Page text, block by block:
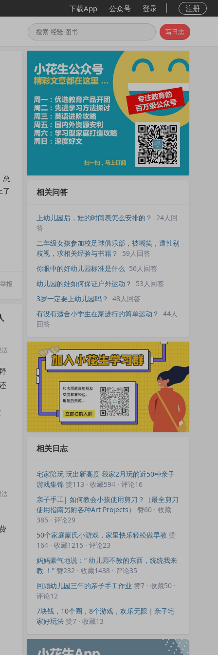
下载App 公众号 登录 注册
写日志
总
了
举报
法
法
相关问答
上幼儿园后，娃的时间表怎么安排的？
24人回
答
二年级女孩参加校足球俱乐部，被嘲笑，遭性别
歧视，求相关经验与书籍？
59人回答
你眼中的好幼儿园标准是什么 56人回答
幼儿园的娃如何保证户外运动？
53人回答
3岁一定要上幼儿园吗？
48人回答
有没有适合小学生在家进行的简单运动？
44人
回答
相关日志
宅家陪玩 玩出新高度 我家2月玩的近50种亲子
游戏集锦 赞113 · 收藏594 · 评论16
亲子手工| 如何教会小孩使用剪刀？（最全剪刀
使用指南另附各种Art Projects）
赞60 · 收藏
385 · 评论29
50个家庭蒙氏小游戏，家里快乐轻松做早教 赞
164 · 收藏1215 · 评论23
妈妈豪气地说：“ 幼儿园不教的东西，统统我来
教 ！” 赞232 · 收藏1438 · 评论35
回顾幼儿园三年的亲子手工作业 赞7 · 收藏50 ·
评论12
7块钱，10个圈，8个游戏，欢乐无限｜亲子宅
家好玩法 赞7 · 收藏13